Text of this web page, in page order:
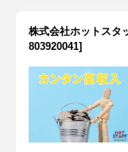
株式会社ホットス
803920041]